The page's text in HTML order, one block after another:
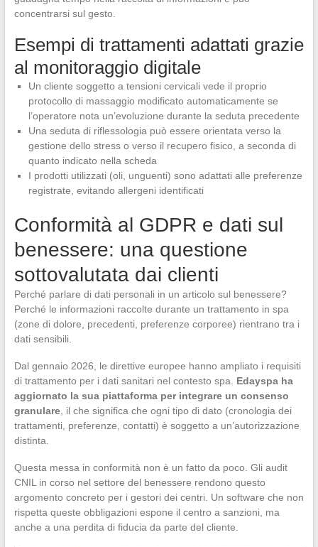
concentrarsi sul gesto.
Esempi di trattamenti adattati grazie
al monitoraggio digitale
Un cliente soggetto a tensioni cervicali vede il proprio
protocollo di massaggio modificato automaticamente se
l’operatore nota un’evoluzione durante la seduta precedente
Una seduta di riflessologia può essere orientata verso la
gestione dello stress o verso il recupero fisico, a seconda di
quanto indicato nella scheda
I prodotti utilizzati (oli, unguenti) sono adattati alle preferenze
registrate, evitando allergeni identificati
Conformità al GDPR e dati sul
benessere: una questione
sottovalutata dai clienti
Perché parlare di dati personali in un articolo sul benessere?
Perché le informazioni raccolte durante un trattamento in spa
(zone di dolore, precedenti, preferenze corporee) rientrano tra i
dati sensibili.
Dal gennaio 2026, le direttive europee hanno ampliato i requisiti
di trattamento per i dati sanitari nel contesto spa. Edayspa ha
aggiornato la sua piattaforma per integrare un consenso
granulare, il che significa che ogni tipo di dato (cronologia dei
trattamenti, preferenze, contatti) è soggetto a un’autorizzazione
distinta.
Questa messa in conformità non è un fatto da poco. Gli audit
CNIL in corso nel settore del benessere rendono questo
argomento concreto per i gestori dei centri. Un software che non
rispetta queste obbligazioni espone il centro a sanzioni, ma
anche a una perdita di fiducia da parte del cliente.